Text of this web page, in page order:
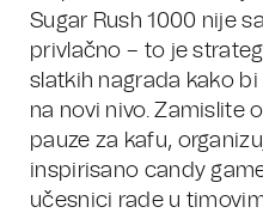
Sugar Rush 1000 nije
privlačno – to je
slatkih nagrada kako
na novi nivo. Zamislite
pauze za kafu,
inspirisano candy
učesnici rade u